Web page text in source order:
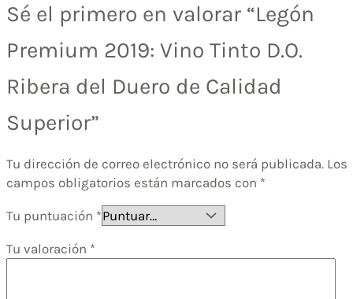
Sé el primero en valorar “Legón
Premium 2019: Vino Tinto D.O.
Ribera del Duero de Calidad
Superior”
Tu dirección de correo electrónico no será publicada. Los
campos obligatorios están marcados con *
Tu puntuación *
Tu valoración *